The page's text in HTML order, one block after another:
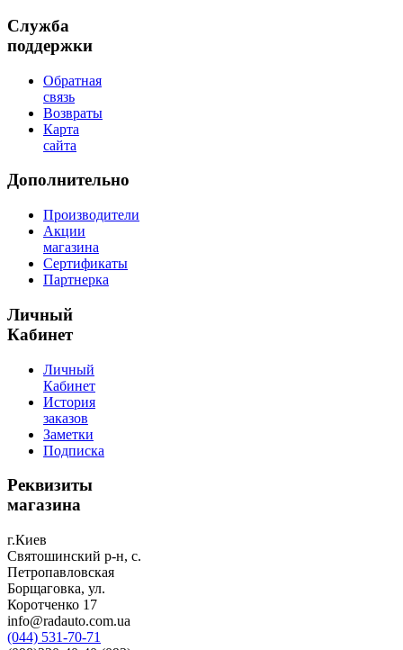
Служба
поддержки
Обратная
связь
Возвраты
Карта
сайта
Дополнительно
Производители
Акции
магазина
Сертификаты
Партнерка
Личный
Кабинет
Личный
Кабинет
История
заказов
Заметки
Подписка
Реквизиты
магазина
г.Киев
Святошинский р-н, с.
Петропавловская
Борщаговка, ул.
Коротченко 17
info@radauto.com.ua
(044) 531-70-71